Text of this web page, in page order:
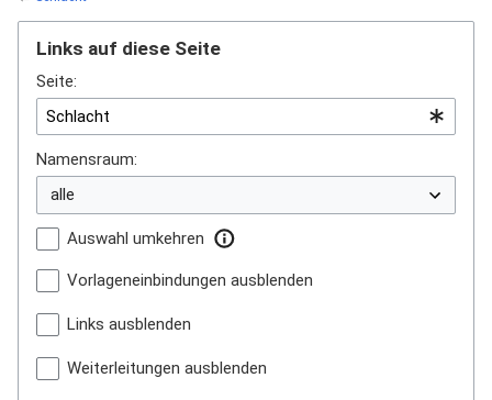
Links auf diese Seite
Seite:
Namensraum:
Auswahl umkehren
Vorlageneinbindungen ausblenden
Links ausblenden
Weiterleitungen ausblenden